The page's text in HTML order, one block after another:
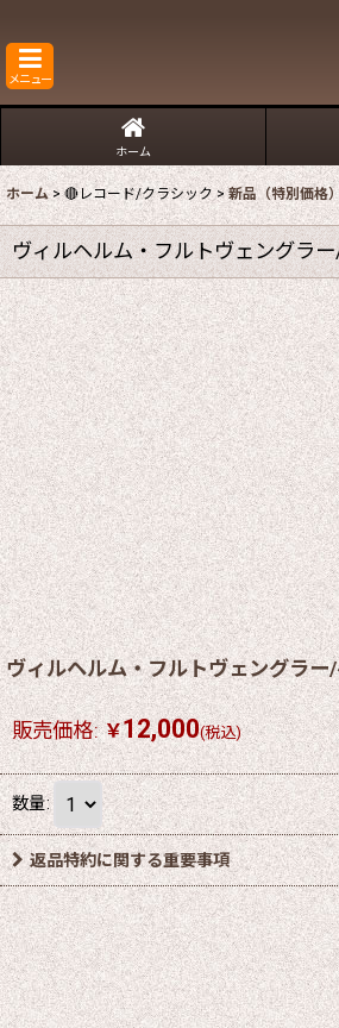
メニュー
ホーム
ホーム > 🔴レコード/クラシック > 新品（特別価格
ヴィルヘルム・フルトヴェングラ
ヴィルヘルム・フルトヴェングラ
販売価格: ￥12,000(税込)
数量:
返品特約に関する重要事項